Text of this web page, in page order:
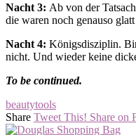
Nacht 3: Ab von der
die waren noch genauso
Nacht 4: Königsdisziplin.
nicht. Und wieder keine
To be continued.
beautytools
Share Tweet This! Share on